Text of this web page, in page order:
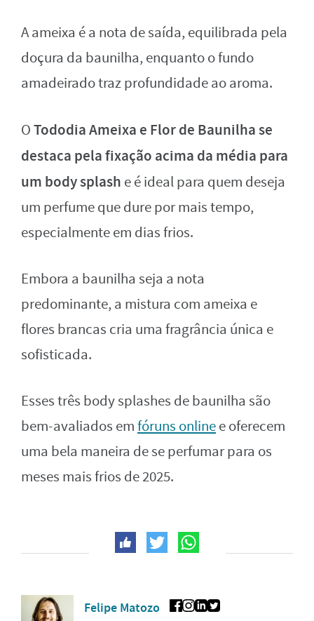
A ameixa é a nota de saída, equilibrada pela
doçura da baunilha, enquanto o fundo
amadeirado traz profundidade ao aroma.
OTododia Ameixa e Flor de Baunilha se
destaca pela fixação acima da média para
um body splash e é ideal para quem deseja
um perfume que dure por mais tempo,
especialmente em dias frios.
Embora a baunilha seja a nota
predominante, a mistura com ameixa e
flores brancas cria uma fragrância única e
sofisticada.
Esses três body splashes de baunilha são
bem-avaliados emfóruns onlinee oferecem
uma bela maneira de se perfumar para os
meses mais frios de 2025.
Felipe Matozo